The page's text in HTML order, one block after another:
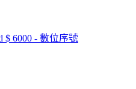
$ 6000 - 數位序號